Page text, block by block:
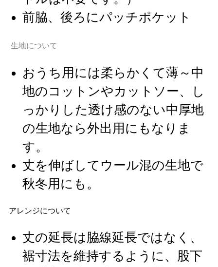
前脇、後ろにパッチポケット
生地について
おうち用には柔らかくて薄～中
地のコットンやカットソー、し
っかりした透け感のない中厚地
の生地なら外出用にもなりま
す。
丈を伸ばしてウール混の生地で
秋冬用にも。
アレンジについて
丈の延長は脇線延長ではなく、
裾寸法を維持するように、股下